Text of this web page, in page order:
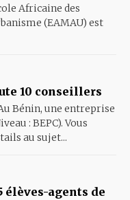
Africaine des
(EAMAU) est
10 conseillers
Bénin, une entreprise
: BEPC). Vous
au sujet...
élèves-agents de